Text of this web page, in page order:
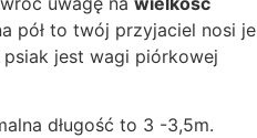
pół to twój przyjaciel nosi je
jest wagi piórkowej
długość to 3 -3,5m.